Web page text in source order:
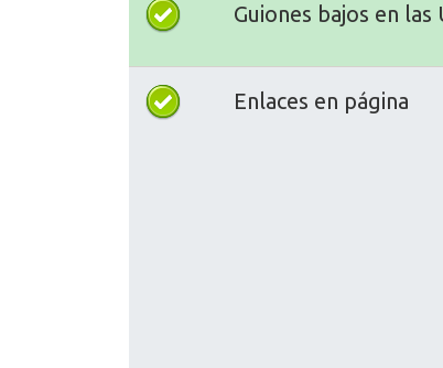
Guiones bajos en las
Enlaces en página